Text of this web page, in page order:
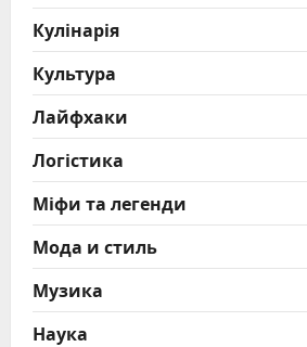
Кулінарія
Культура
Лайфхаки
Логістика
Міфи та легенди
Мода и стиль
Музика
Наука